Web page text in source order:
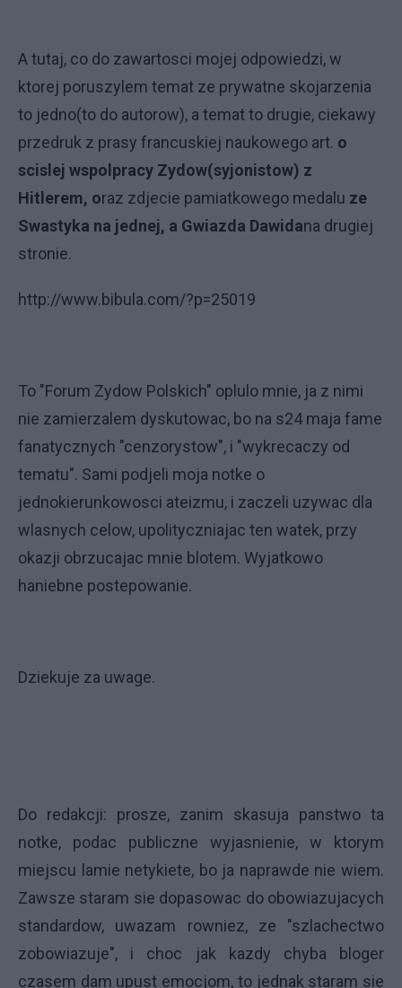
A tutaj, co do zawartosci mojej odpowiedzi, w
ktorej poruszylem temat ze prywatne skojarzenia
to jedno(to do autorow), a temat to drugie, ciekawy
przedruk z prasy francuskiej naukowego art. o
scislej wspolpracy Zydow(syjonistow) z
Hitlerem, oraz zdjecie pamiatkowego medalu ze
Swastyka na jednej, a Gwiazda Dawidana drugiej
stronie.
http://www.bibula.com/?p=25019
To "Forum Zydow Polskich" oplulo mnie, ja z nimi
nie zamierzalem dyskutowac, bo na s24 maja fame
fanatycznych "cenzorystow", i "wykrecaczy od
tematu". Sami podjeli moja notke o
jednokierunkowosci ateizmu, i zaczeli uzywac dla
wlasnych celow, upolityczniajac ten watek, przy
okazji obrzucajac mnie blotem. Wyjatkowo
haniebne postepowanie.
Dziekuje za uwage.
Do redakcji: prosze, zanim skasuja panstwo ta
notke, podac publiczne wyjasnienie, w ktorym
miejscu lamie netykiete, bo ja naprawde nie wiem.
Zawsze staram sie dopasowac do obowiazujacych
standardow, uwazam rowniez, ze "szlachectwo
zobowiazuje", i choc jak kazdy chyba bloger
czasem dam upust emocjom, to jednak staram sie